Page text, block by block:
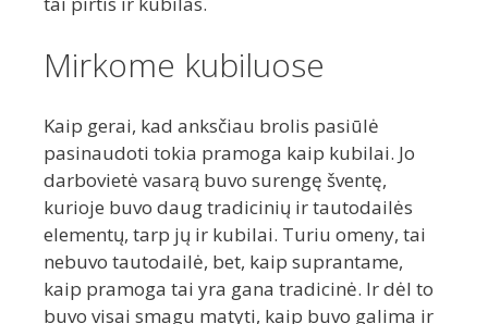
Mirkome kubiluose
Kaip gerai, kad anksčiau brolis pasiūlė
pasinaudoti tokia pramoga kaip kubilai. Jo
darbovietė vasarą buvo surengę šventę,
kurioje buvo daug tradicinių ir tautodailės
elementų, tarp jų ir kubilai. Turiu omeny, tai
nebuvo tautodailė, bet, kaip suprantame,
kaip pramoga tai yra gana tradicinė. Ir dėl to
buvo visai smagu matyti, kaip buvo galima ir